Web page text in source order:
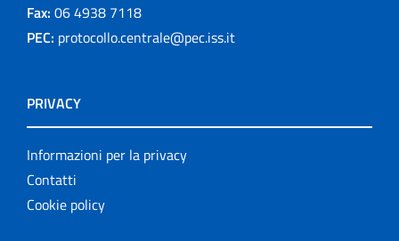
Fax: 06 4938 7118
PEC: protocollo.centrale@pec.iss.it
PRIVACY
Informazioni per la privacy
Contatti
Cookie policy